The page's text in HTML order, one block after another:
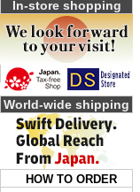
In-store shopping
World-wide shipping
HOW TO ORDER